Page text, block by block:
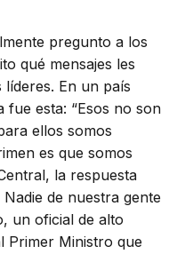
pregunto a los
qué mensajes les
En un país
fue esta: “Esos no son
ellos somos
es que somos
la respuesta
de nuestra gente
un oficial de alto
Primer Ministro que